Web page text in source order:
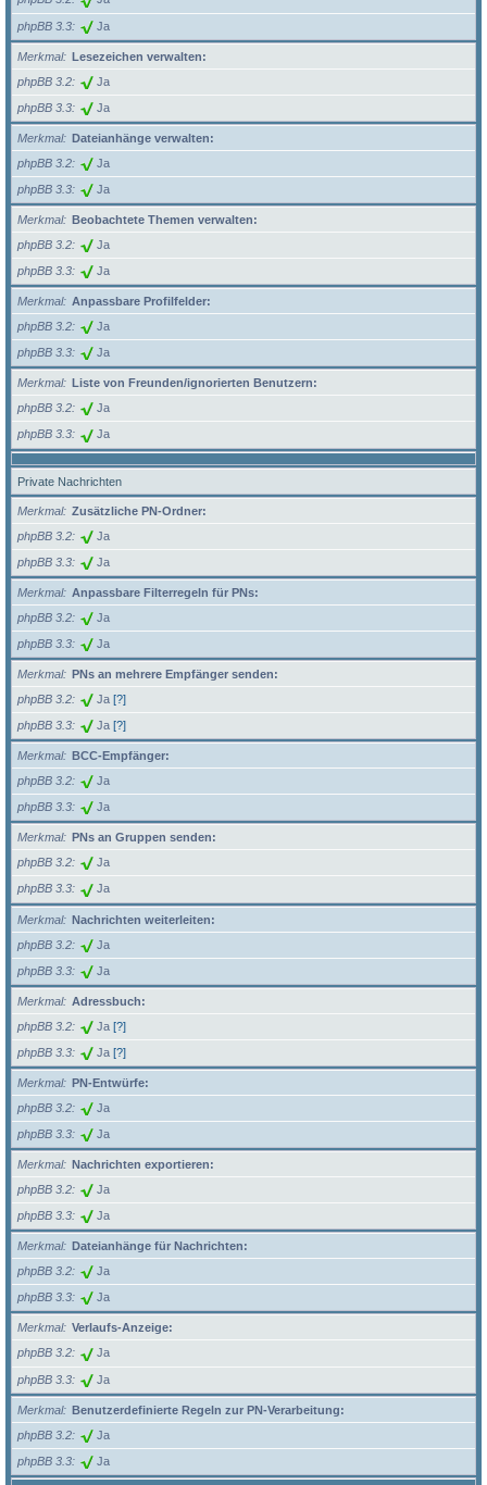
phpBB 3.3 Ja
Merkmal
Lesezeichen verwalten:
phpBB 3.2
Ja
phpBB 3.3 Ja
Merkmal
Dateianhänge verwalten:
phpBB 3.2
Ja
phpBB 3.3 Ja
Merkmal
Beobachtete Themen verwalten:
phpBB 3.2
Ja
phpBB 3.3 Ja
Merkmal
Anpassbare Profilfelder:
phpBB 3.2
Ja
phpBB 3.3 Ja
Merkmal
Liste von Freunden/ignorierten Benutzern:
phpBB 3.2
Ja
phpBB 3.3 Ja
Private Nachrichten
Merkmal
Zusätzliche PN-Ordner:
phpBB 3.2
Ja
phpBB 3.3 Ja
Merkmal
Anpassbare Filterregeln für PNs:
phpBB 3.2
Ja
phpBB 3.3 Ja
Merkmal
PNs an mehrere Empfänger senden:
phpBB 3.2
Ja [?]
phpBB 3.3 Ja [?]
Merkmal
BCC-Empfänger:
phpBB 3.2
Ja
phpBB 3.3 Ja
Merkmal
PNs an Gruppen senden:
phpBB 3.2
Ja
phpBB 3.3 Ja
Merkmal
Nachrichten weiterleiten:
phpBB 3.2
Ja
phpBB 3.3 Ja
Merkmal
Adressbuch:
phpBB 3.2
Ja [?]
phpBB 3.3 Ja [?]
Merkmal
PN-Entwürfe:
phpBB 3.2
Ja
phpBB 3.3 Ja
Merkmal
Nachrichten exportieren:
phpBB 3.2
Ja
phpBB 3.3 Ja
Merkmal
Dateianhänge für Nachrichten:
phpBB 3.2
Ja
phpBB 3.3 Ja
Merkmal
Verlaufs-Anzeige:
phpBB 3.2
Ja
phpBB 3.3 Ja
Merkmal
Benutzerdefinierte Regeln zur PN-Verarbeitung:
phpBB 3.2
Ja
phpBB 3.3 Ja